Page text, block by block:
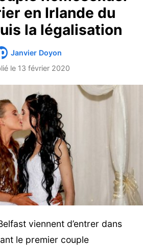
en Irlande du
la légalisation
Janvier Doyon
le 13 février 2020
viennent d’entrer dans
le premier couple